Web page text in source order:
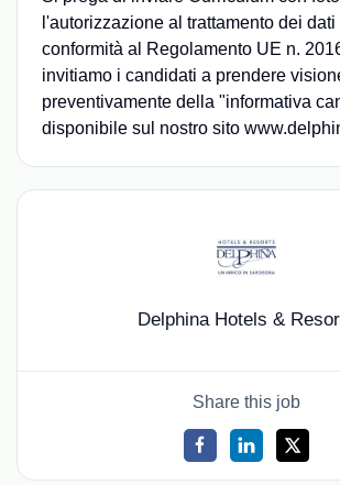
l'autorizzazione al trattamento dei
conformità al Regolamento UE n.
invitiamo i candidati a prendere
preventivamente della "informativa
disponibile sul nostro sito
Delphina Hotels &
Share this job